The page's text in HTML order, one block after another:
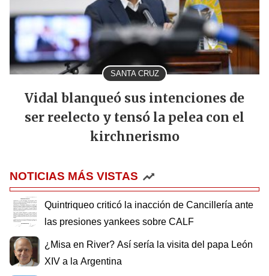
SANTA CRUZ
Vidal blanqueó sus intenciones de
ser reelecto y tensó la pelea con el
kirchnerismo
NOTICIAS MÁS VISTAS
Quintriqueo criticó la inacción de Cancillería ante
las presiones yankees sobre CALF
¿Misa en River? Así sería la visita del papa León
XIV a la Argentina